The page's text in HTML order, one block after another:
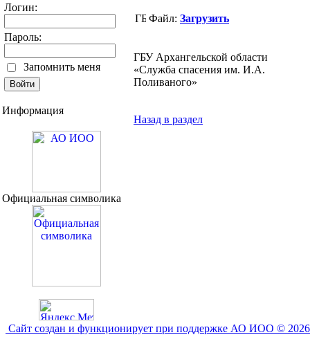
Логин:
Пароль:
Запомнить меня
Информация
Официальная символика
Файл: Загрузить
ГБУ Архангельской области
«Служба спасения им. И.А.
Поливаного»
Назад в раздел
Сайт создан и функционирует при поддержке АО ИОО © 2026